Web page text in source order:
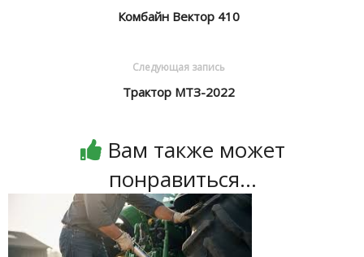
Комбайн Вектор 410
Следующая запись
Трактор МТЗ-2022
Вам также может
понравиться...